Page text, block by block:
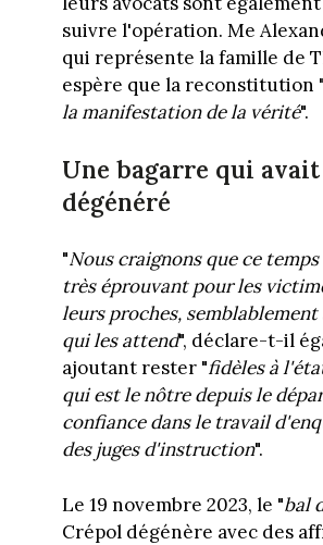
suivre l'opération. Me
qui représente la famille de
espère que la reconstitution "
la manifestation de la vérité".
Une bagarre qui avait
dégénéré
"Nous craignons que ce
très éprouvant pour les
leurs proches, semblablement
qui les attend", déclare-t-il
ajoutant rester "fidèles à
qui est le nôtre depuis le
confiance dans le travail
des juges d'instruction".
Le 19 novembre 2023, le "bal
Crépol dégénère avec des